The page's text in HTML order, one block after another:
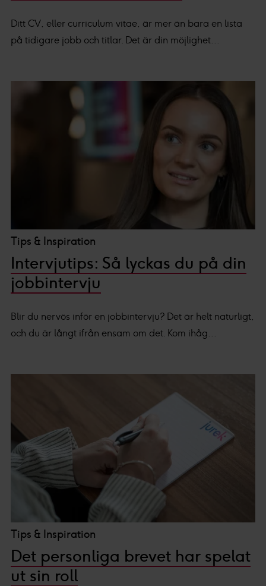
Ditt CV, eller curriculum vitae, är mer än bara en lista
på tidigare jobb och titlar. Det är din möjlighet...
Tips & Inspiration
Intervjutips: Så lyckas du på din
jobbintervju
Blir du nervös inför en jobbintervju? Det är helt naturligt,
och du är långt ifrån ensam om det. Kom ihåg...
Tips & Inspiration
Det personliga brevet har spelat
ut sin roll